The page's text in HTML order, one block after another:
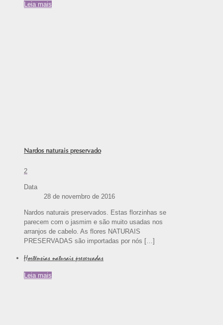
Leia mais
Nardos naturais preservado
2
Data
28 de novembro de 2016
Nardos naturais preservados. Estas florzinhas se
parecem com o jasmim e são muito usadas nos
arranjos de cabelo. As flores NATURAIS
PRESERVADAS são importadas por nós […]
Hortênsias naturais preservadas
Leia mais